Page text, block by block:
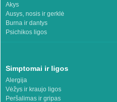
Akys
Ausys, nosis ir gerklė
Burna ir dantys
Psichikos ligos
Simptomai ir ligos
Alergija
Vėžys ir kraujo ligos
Peršalimas ir gripas